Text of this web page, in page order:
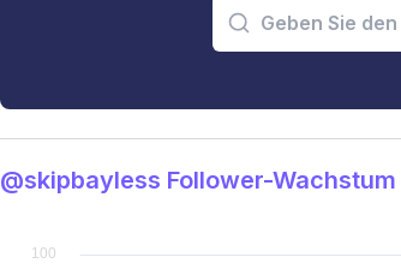
@skipbayless Follower-Wachstum